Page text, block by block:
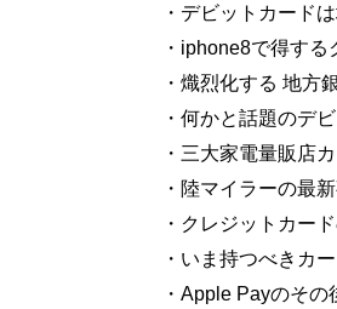
・デビットカード
・iphone8で得す
・熾烈化する 地方
・何かと話題のデ
・三大家電量販店
・陸マイラーの最
・クレジットカー
・いま持つべきカ
・Apple Payのその